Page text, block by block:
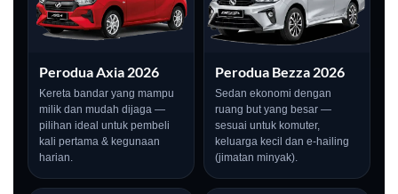
Perodua Axia 2026
Kereta bandar yang mampu
milik dan mudah dijaga —
pilihan ideal untuk pembeli
kali pertama & kegunaan
harian.
Perodua Bezza 2026
Sedan ekonomi dengan
ruang but yang besar —
sesuai untuk komuter,
keluarga kecil dan e-hailing
(jimatan minyak).